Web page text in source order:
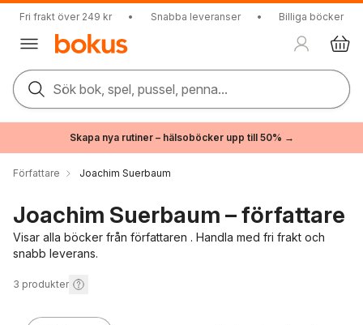
Fri frakt över 249 kr • Snabba leveranser • Billiga böcker
Sök bok, spel, pussel, penna...
Skapa nya rutiner – hälsoböcker upp till 50% →
Författare Joachim Suerbaum
Joachim Suerbaum – författare
Visar alla böcker från författaren . Handla med fri frakt och
snabb leverans.
3 produkter